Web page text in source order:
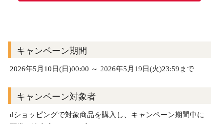
キャンペーン期間
2026年5月10日(日)00:00 ～ 2026年5月19日(火)23:59まで
キャンペーン対象者
dショッピングで対象商品を購入し、キャンペーン期間中に